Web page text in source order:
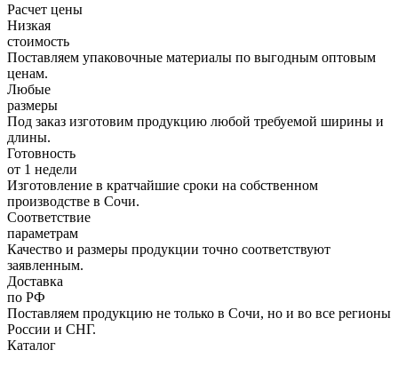
Расчет цены
Низкая
стоимость
Поставляем упаковочные материалы по выгодным оптовым
ценам.
Любые
размеры
Под заказ изготовим продукцию любой требуемой ширины и
длины.
Готовность
от 1 недели
Изготовление в кратчайшие сроки на собственном
производстве в Сочи.
Соответствие
параметрам
Качество и размеры продукции точно соответствуют
заявленным.
Доставка
по РФ
Поставляем продукцию не только в Сочи, но и во все регионы
России и СНГ.
Каталог